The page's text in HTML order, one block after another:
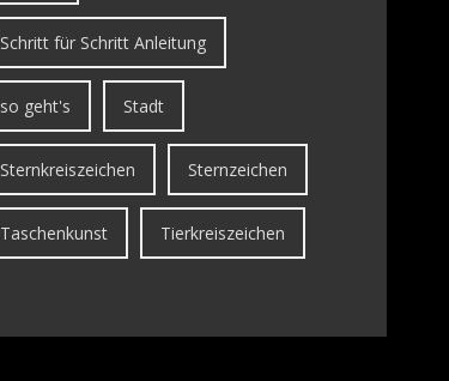
Schritt für Schritt Anleitung
so geht's Stadt
Sternkreiszeichen Sternzeichen
Taschenkunst Tierkreiszeichen